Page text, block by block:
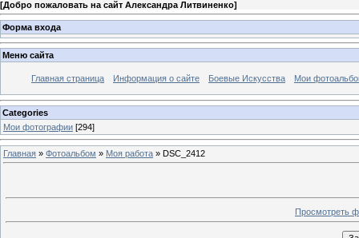
[Добро пожаловать на сайт Александра Литвиненко]
Форма входа
Меню сайта
Главная страница Информация о сайте Боевые Искусства Мои
Categories
Мои фотографии [294]
Главная » Фотоальбом » Моя работа » DSC_2412
Просмотреть